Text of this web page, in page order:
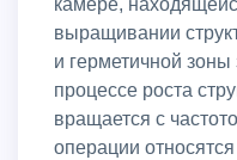
камере,
выращивании
и герметичной
процессе роста
вращается с
операции